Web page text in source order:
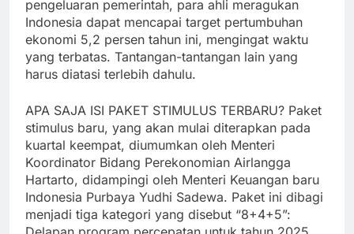
pengeluaran pemerintah, para ahli meragukan
Indonesia dapat mencapai target pertumbuhan
ekonomi 5,2 persen tahun ini, mengingat waktu
yang terbatas. Tantangan-tantangan lain yang
harus diatasi terlebih dahulu.
APA SAJA ISI PAKET STIMULUS TERBARU? Paket
stimulus baru, yang akan mulai diterapkan pada
kuartal keempat, diumumkan oleh Menteri
Koordinator Bidang Perekonomian Airlangga
Hartarto, didampingi oleh Menteri Keuangan baru
Indonesia Purbaya Yudhi Sadewa. Paket ini dibagi
menjadi tiga kategori yang disebut “8+4+5”: